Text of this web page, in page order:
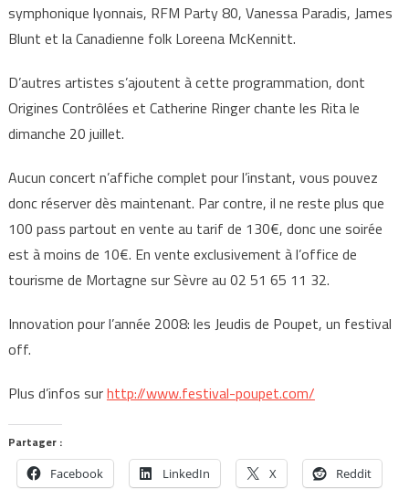
symphonique lyonnais, RFM Party 80, Vanessa Paradis, James
Blunt et la Canadienne folk Loreena McKennitt.
D’autres artistes s’ajoutent à cette programmation, dont
Origines Contrôlées et Catherine Ringer chante les Rita le
dimanche 20 juillet.
Aucun concert n’affiche complet pour l’instant, vous pouvez
donc réserver dès maintenant. Par contre, il ne reste plus que
100 pass partout en vente au tarif de 130€, donc une soirée
est à moins de 10€. En vente exclusivement à l’office de
tourisme de Mortagne sur Sèvre au 02 51 65 11 32.
Innovation pour l’année 2008: les Jeudis de Poupet, un festival
off.
Plus d’infos surhttp://www.festival-poupet.com/
Partager :
Facebook LinkedIn X Reddit